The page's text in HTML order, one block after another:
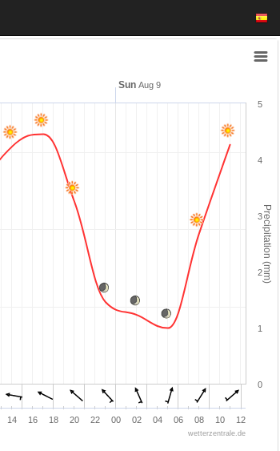
Precipitation (mm)
14 16 18 20 22 00 02 04 06 08 10 12
Sun Aug 9
0
1
2
3
4
5
wetterzentrale.de